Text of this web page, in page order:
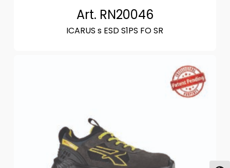
Art. RN20046
ICARUS s ESD S1PS FO SR